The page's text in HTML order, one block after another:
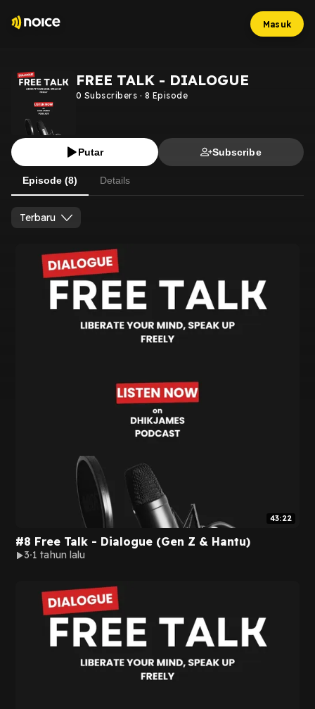
Masuk
FREE TALK - DIALOGUE
0 Subscribers · 8 Episode
Putar Subscribe
Episode (8) Details
Terbaru
43:22
#8 Free Talk - Dialogue (Gen Z & Hantu)
3 1 tahun lalu